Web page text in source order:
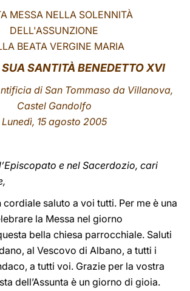
العربيّة
LATINE
MESSA NELLA SOLENNITÀ
DELL'ASSUNZIONE
BEATA VERGINE MARIA
SANTITÀ BENEDETTO XVI
di San Tommaso da Villanova,
Castel Gandolfo
Lunedì, 15 agosto 2005
e nel Sacerdozio, cari
cordiale saluto a voi tutti. Per me è una
la Messa nel giorno
bella chiesa parrocchiale. Saluti
al Vescovo di Albano, a tutti i
a tutti voi. Grazie per la vostra
dell’Assunta è un giorno di gioia.